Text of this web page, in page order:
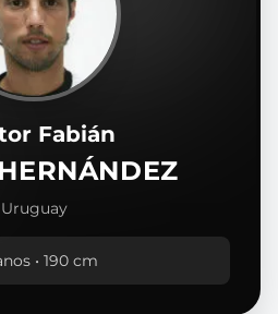
Fabián
Uruguay
• 190 cm